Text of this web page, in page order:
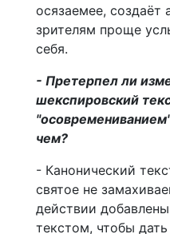
осязаемее, создаёт
зрителям проще
себя.
- Претерпел ли
шекспировский
чем?
- Канонический
святое не
действии
текстом, чтобы